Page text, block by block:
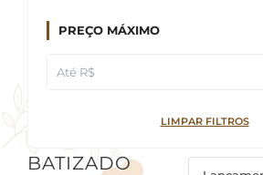
PREÇO MÁXIMO
LIMPAR FILTROS
BATIZADO